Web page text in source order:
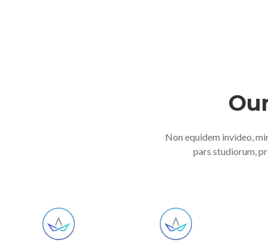
Non equidem invideo,
pars studiorum,